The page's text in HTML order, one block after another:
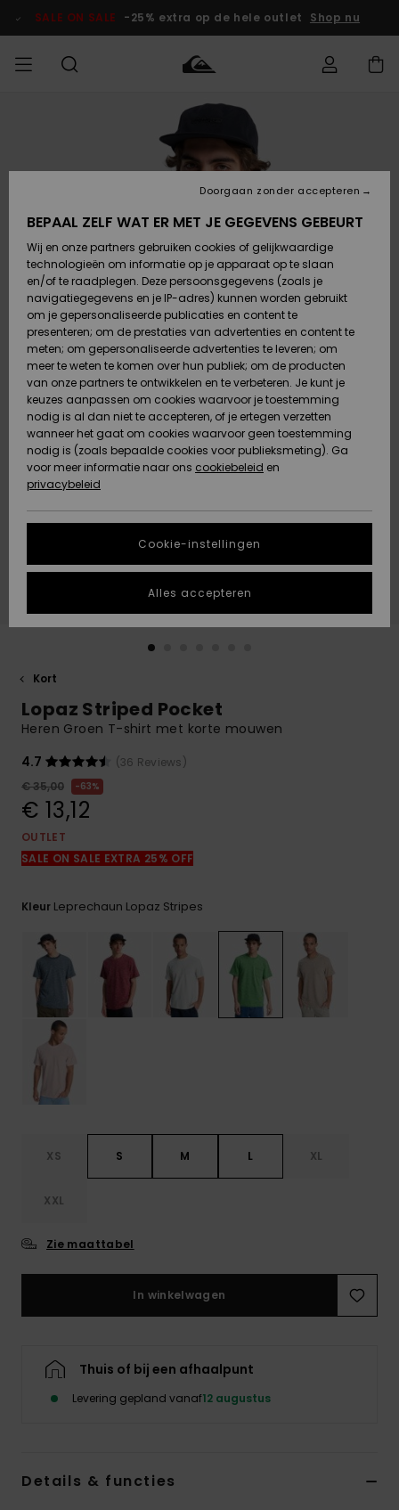
Productinformatie
SALE ON SALE -25% extra op de hele outlet Shop nu
Kleding
Accessoires
Schoenen &
Slippers
Surf /
Water
Snow
Nieuw
Highlights
JONGENS
Kleding
Accessoires
Schoenen &
Slippers
Surf /
Water
Sneeuw
Nieuw
Highlights
DAMES
Shop
Highlights
Snow
SURF
Heren Surf
Shop
Surf Shop
Highlights
Community
SNOW
Heren Snow
Shop
Snow Shop
Dames
Snow Shop
Highlights
Gemeenschap
SALE ON
SALE
HEREN
OUTLET
Kinderen
VROUW
OUTLET
Regio- En
Taalinstellingen
français
Nederlands
Toegang tot
mijn bestelling
Retouren
Betaling
Giftcard
Quiksilver
Freedom
Gegevensbescherming
gesprek om het
snelste
vraag te
krijgen.
Gesprek
antwoorden op
de meest
vragen en ons
contactformulier.
DUURZAAMHEID
STORE LOCATOR
VERLANGLIJST
Kort
Lopaz Striped Pocket
Heren Groen T-shirt met korte mouwen
4.7
(36 Reviews)
€ 35,00
63%
€ 13,12
OUTLET
SALE ON SALE EXTRA 25% OFF
Kleur Leprechaun Lopaz Stripes
XS S M L XL
XXL
Zie maattabel
In winkelwagen
Thuis of bij een afhaalpunt
Levering gepland vanaf12 augustus
Details & functies
BEPAAL ZELF WAT ER MET JE GEGEVENS GEBEURT
Wij en onze partners gebruiken cookies of gelijkwaardige
technologieën om informatie op je apparaat op te slaan
en/of te raadplegen. Deze persoonsgegevens (zoals je
navigatiegegevens en je IP-adres) kunnen worden gebruikt
om je gepersonaliseerde publicaties en content te
presenteren; om de prestaties van advertenties en content te
meten; om gepersonaliseerde advertenties te leveren; om
meer te weten te komen over hun publiek; om de producten
van onze partners te ontwikkelen en te verbeteren. Je kunt je
keuzes aanpassen om cookies waarvoor je toestemming
nodig is al dan niet te accepteren, of je ertegen verzetten
wanneer het gaat om cookies waarvoor geen toestemming
nodig is (zoals bepaalde cookies voor publieksmeting). Ga
voor meer informatie naar ons cookiebeleid en
privacybeleid
Cookie-instellingen
Doorgaan zonder accepteren
Alles accepteren